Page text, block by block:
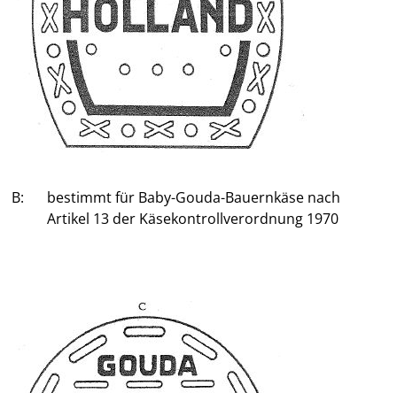
B:
bestimmt für Baby-Gouda-Bauernkäse nach
Artikel 13 der Käsekontrollverordnung 1970